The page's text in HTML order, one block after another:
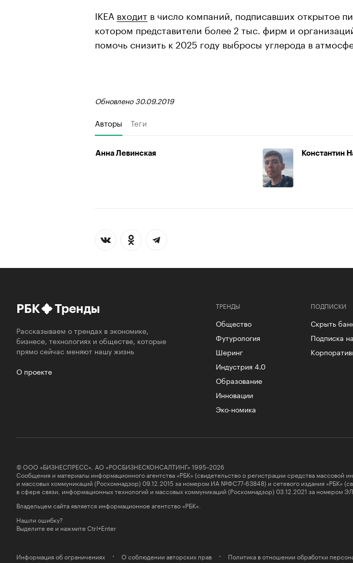
IKEA входит в число компаний, подписавших открытое
котором представители более 2 тыс. фирм и
помочь снизить к 2025 году выбросы углерода в
Обновлено 30.09.2019
Авторы Теги
Анна Левинская Константин
РБК Тренды
Рассказываем о трендах в экономике,
бизнесе, технологиях и обществе, которые
прямо сейчас меняют нашу жизнь
О проекте
ТРЕНДЫ
Общество
Футурология
Шеринг
Индустрия 4.0
Образование
Инновации
Эко-номика
ПОДПИСКИ
Скрыть
Подписка
© ООО «БИЗНЕСПРЕСС», АО «РОСБИЗНЕСКОНСАЛТИНГ» 1995–2026
Сообщения и материалы информационного агентства «РБК» (свидетельство о регистрации средства
и массовых коммуникаций (Роскомнадзор) 09.12.2015 за номером ИА №ФС77-63848) и сетевого издания «РБК»
в сфере связи, информационных технологий и массовых коммуникаций (Роскомнадзор) 03.12.2021 за номером
Владельцем сайта является информационное агентство «РБК».
Нашли ошибку?
Выделите ее и нажмите Ctrl+Enter
Информация об ограничениях О соблюдении авторских прав Политика в отношении обработки